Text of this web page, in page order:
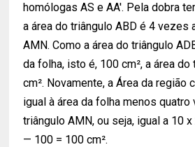
homólogas AS e AA'. Pela dobra
a área do triângulo ABD é 4 vezes
AMN. Como a área do triângulo
da folha, isto é, 100 cm², a área
cm². Novamente, a Área da região
igual à área da folha menos
triângulo AMN, ou seja, igual a 10
— 100 = 100 cm².